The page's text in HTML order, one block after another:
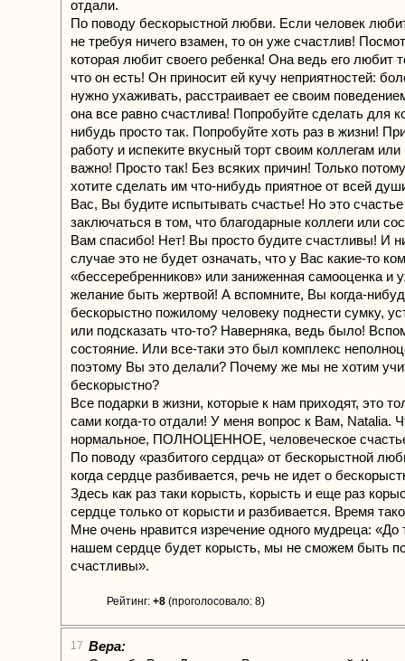
отдали.
По поводу бескорыстной любви. Если человек
не требуя ничего взамен, то он уже счастлив!
которая любит своего ребенка! Она ведь его любит
что он есть! Он приносит ей кучу неприятностей:
нужно ухаживать, расстраивает ее своим
она все равно счастлива! Попробуйте сделать для
нибудь просто так. Попробуйте хоть раз в жизни!
работу и испеките вкусный торт своим коллегам
важно! Просто так! Без всяких причин! Только
хотите сделать им что-нибудь приятное от всей
Вас, Вы будите испытывать счастье! Но это
заключаться в том, что благодарные коллеги или
Вам спасибо! Нет! Вы просто будите счастливы! И
случае это не будет означать, что у Вас какие-то
«бессеребренников» или заниженная самооценка и
желание быть жертвой! А вспомните, Вы когда-
бескорыстно пожилому человеку поднести сумку,
или подсказать что-то? Наверняка, ведь было!
состояние. Или все-таки это был комплекс
поэтому Вы это делали? Почему же мы не хотим
бескорыстно?
Все подарки в жизни, которые к нам приходят, это
сами когда-то отдали! У меня вопрос к Вам, Natalia.
нормальное, ПОЛНОЦЕННОЕ, человеческое
По поводу «разбитого сердца» от бескорыстной
когда сердце разбивается, речь не идет о
Здесь как раз таки корысть, корысть и еще раз
сердце только от корысти и разбивается. Время
Мне очень нравится изречение одного мудреца: «До
нашем сердце будет корысть, мы не сможем быть
счастливы».
Рейтинг: +8 (проголосовало: 8)
17 Вера: